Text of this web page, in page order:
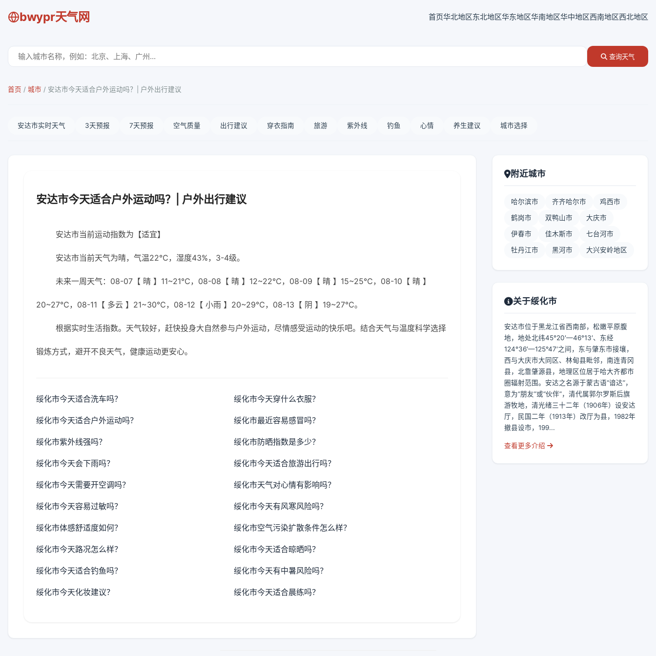
bwypr天气网 首页华北地区东北地区华东地区华南地区华中地区西南地区西北地区
查询天气
首页 / 城市 / 安达市今天适合户外运动吗？| 户外出行建议
安达市实时天气 3天预报 7天预报 空气质量 出行建议 穿衣指南 旅游 紫外线 钓鱼 心情 养生建议 城市选择
安达市今天适合户外运动吗？| 户外出行建议
安达市当前运动指数为【适宜】
安达市当前天气为晴，气温22℃，湿度43%，3-4级。
未来一周天气：08-07【 晴 】11~21℃，08-08【 晴 】12~22℃，08-09【 晴 】15~25℃，08-10【 晴 】
20~27℃，08-11【 多云 】21~30℃，08-12【 小雨 】20~29℃，08-13【 阴 】19~27℃。
根据实时生活指数。天气较好，赶快投身大自然参与户外运动，尽情感受运动的快乐吧。结合天气与温度科学选择
锻炼方式，避开不良天气，健康运动更安心。
绥化市今天适合洗车吗？ 绥化市今天穿什么衣服？
绥化市今天适合户外运动吗？ 绥化市最近容易感冒吗？
绥化市紫外线强吗？ 绥化市防晒指数是多少？
绥化市今天会下雨吗？ 绥化市今天适合旅游出行吗？
绥化市今天需要开空调吗？ 绥化市天气对心情有影响吗？
绥化市今天容易过敏吗？ 绥化市今天有风寒风险吗？
绥化市体感舒适度如何？ 绥化市空气污染扩散条件怎么样？
绥化市今天路况怎么样？ 绥化市今天适合晾晒吗？
绥化市今天适合钓鱼吗？ 绥化市今天有中暑风险吗？
绥化市今天化妆建议？ 绥化市今天适合晨练吗？
附近城市
哈尔滨市 齐齐哈尔市 鸡西市
鹤岗市 双鸭山市 大庆市
伊春市 佳木斯市 七台河市
牡丹江市 黑河市 大兴安岭地区
关于绥化市
安达市位于黑龙江省西南部，松嫩平原腹
地，地处北纬45°20′—46°13′、东经
124°36′—125°47′之间，东与肇东市接壤，
西与大庆市大同区、林甸县毗邻，南连青冈
县，北靠肇源县，地理区位居于哈大齐都市
圈辐射范围。安达之名源于蒙古语“谙达”，
意为“朋友”或“伙伴”，清代属郭尔罗斯后旗
游牧地，清光绪三十二年（1906年）设安达
厅，民国二年（1913年）改厅为县，1982年
撤县设市，199...
查看更多介绍